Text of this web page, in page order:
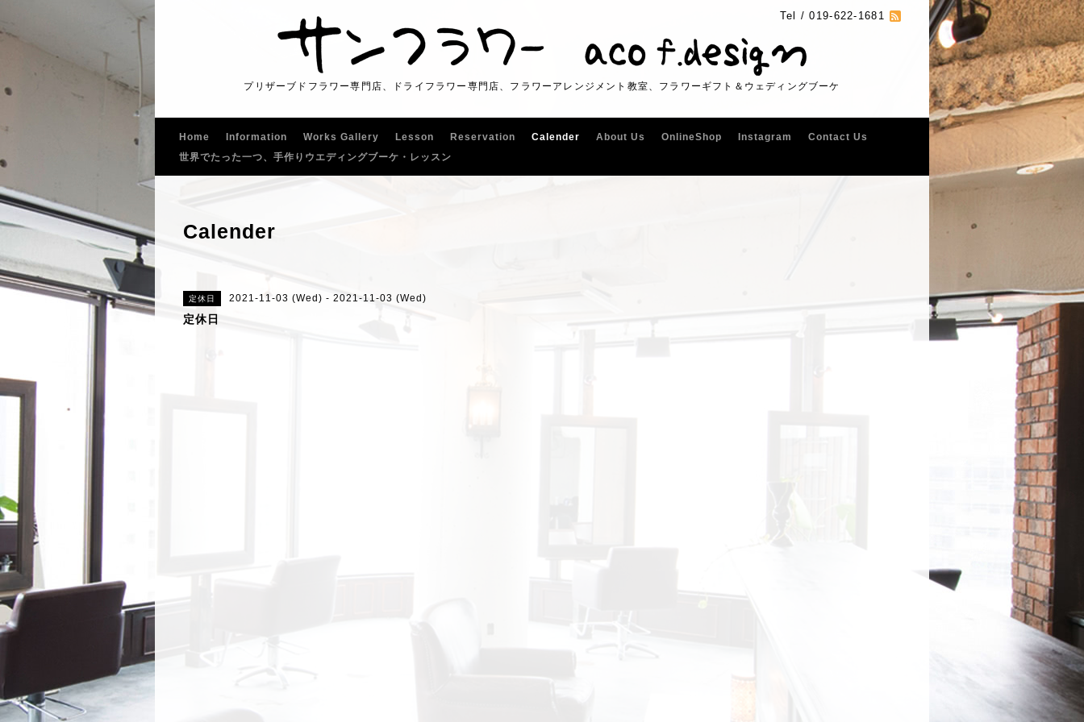
Tel /019-622-1681
プリザーブドフラワー専門店、ドライフラワー専門店、フラワーアレンジメント教室、フラワーギフト＆ウェディングブーケ
Home Information Works Gallery Lesson Reservation Calender About Us OnlineShop Instagram
Contact Us
世界でたった一つ、手作りウエディングブーケ・レッスン
Calender
定休日 2021-11-03 (Wed) - 2021-11-03 (Wed)
定休日